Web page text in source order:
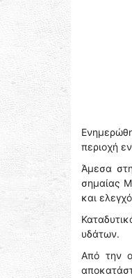
περιοχή
Άμεσα
σημαίας
και
υδάτων.
Από την